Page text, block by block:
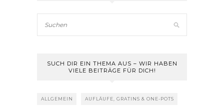
SUCH DIR EIN THEMA AUS – WIR HABEN
VIELE BEITRÄGE FÜR DICH!
ALLGEMEIN AUFLÄUFE, GRATINS & ONE-POTS